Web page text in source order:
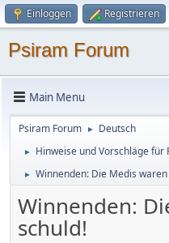
Einloggen Registrieren
Psiram Forum
Main Menu
Psiram Forum ► Deutsch
► Hinweise und Vorschläge für
► Winnenden: Die Medis
Winnenden:
schuld!